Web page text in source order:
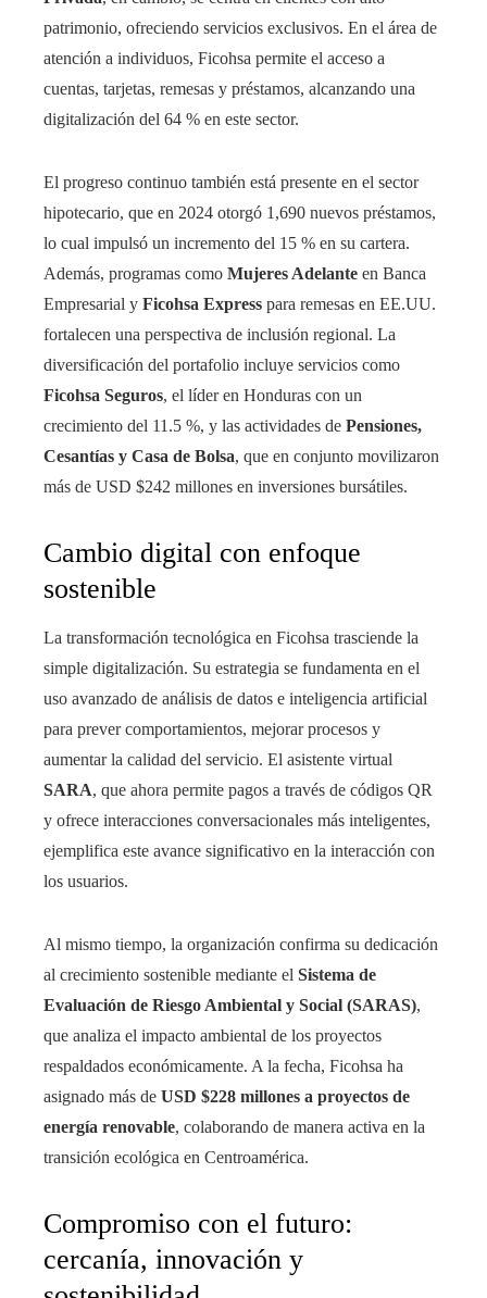
patrimonio, ofreciendo servicios exclusivos. En el área de
atención a individuos, Ficohsa permite el acceso a
cuentas, tarjetas, remesas y préstamos, alcanzando una
digitalización del 64 % en este sector.
El progreso continuo también está presente en el sector
hipotecario, que en 2024 otorgó 1,690 nuevos préstamos,
lo cual impulsó un incremento del 15 % en su cartera.
Además, programas como Mujeres Adelante en Banca
Empresarial y Ficohsa Express para remesas en EE.UU.
fortalecen una perspectiva de inclusión regional. La
diversificación del portafolio incluye servicios como
Ficohsa Seguros, el líder en Honduras con un
crecimiento del 11.5 %, y las actividades de Pensiones,
Cesantías y Casa de Bolsa, que en conjunto movilizaron
más de USD $242 millones en inversiones bursátiles.
Cambio digital con enfoque
sostenible
La transformación tecnológica en Ficohsa trasciende la
simple digitalización. Su estrategia se fundamenta en el
uso avanzado de análisis de datos e inteligencia artificial
para prever comportamientos, mejorar procesos y
aumentar la calidad del servicio. El asistente virtual
SARA, que ahora permite pagos a través de códigos QR
y ofrece interacciones conversacionales más inteligentes,
ejemplifica este avance significativo en la interacción con
los usuarios.
Al mismo tiempo, la organización confirma su dedicación
al crecimiento sostenible mediante el Sistema de
Evaluación de Riesgo Ambiental y Social (SARAS),
que analiza el impacto ambiental de los proyectos
respaldados económicamente. A la fecha, Ficohsa ha
asignado más de USD $228 millones a proyectos de
energía renovable, colaborando de manera activa en la
transición ecológica en Centroamérica.
Compromiso con el futuro:
cercanía, innovación y